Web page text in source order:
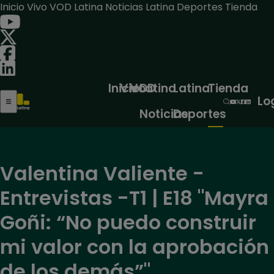
Inicio Vivo VOD Latina Noticias Latina Deportes Tienda
Inicio
Vivo
VOD
Latina
Noticias
Latina
Deportes
Tienda
Valentina Valiente -
Entrevistas -T1 | E18 "Mayra
Goñi: “No puedo construir
mi valor con la aprobación